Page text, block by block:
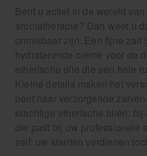
Verbruiksmaterialen
Massage
Massage, oliën en lotion
Zalven, crèmes,
Massage accessoires
Massagetafels
Bent u actief in de wereld
aromatherapie? Dan weet u
onmisbaar zijn. Een fijne zalf
hydraterende crème voor de
etherische olie die een hele
Kleine details maken het
bent naar verzorgende
krachtige etherische oliën:
die past bij uw professionele
zelf: uw klanten verdienen